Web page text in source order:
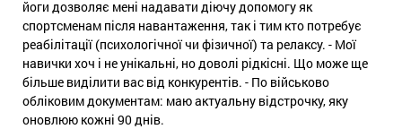
йоги дозволяє мені надавати діючу допомогу як
спортсменам після навантаження, так і тим кто потребує
реабілітації (психологічної чи фізичної) та релаксу. - Мої
навички хоч і не унікальні, но доволі рідкісні. Що може ще
більше виділити вас від конкурентів. - По військово
обліковим документам: маю актуальну відстрочку, яку
оновлюю кожні 90 днів.